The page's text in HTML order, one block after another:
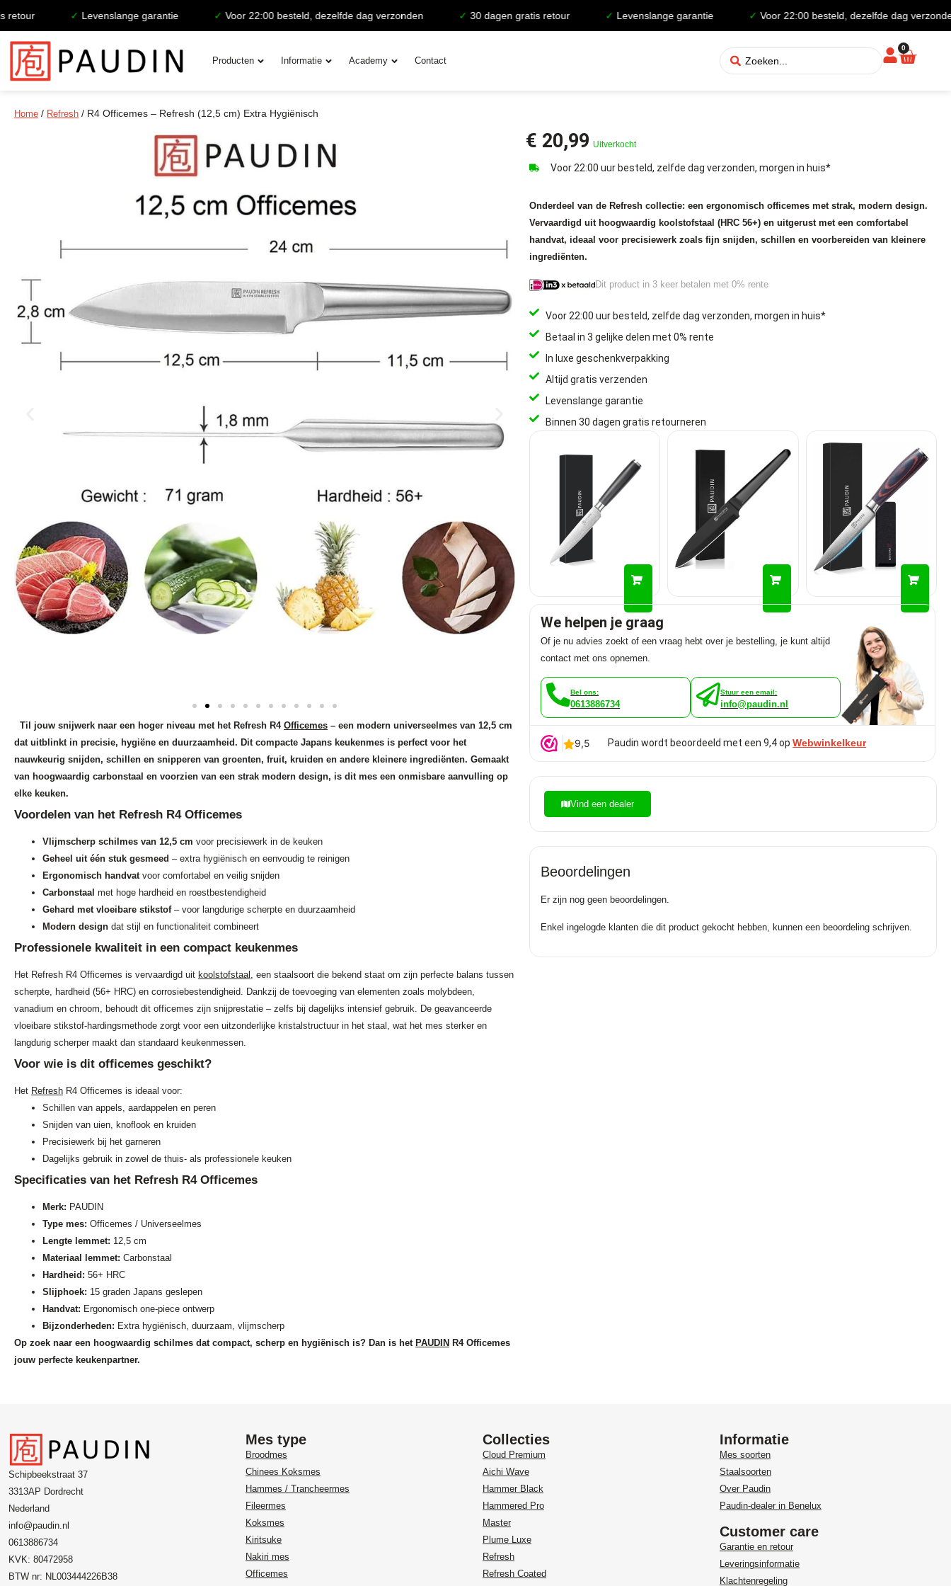
Levenslange garantie Voor 22:00 besteld, dezelfde dag verzonden 30 dagen gratis retour Levenslange garantie Voor 22:00 besteld, dezelfde dag verzonden
Producten Informatie Academy Contact
0
Home / Refresh / R4 Officemes – Refresh (12,5 cm) Extra Hygiënisch
Til jouw snijwerk naar een hoger niveau met het Refresh R4 Officemes – een modern universeelmes van 12,5 cm
dat uitblinkt in precisie, hygiëne en duurzaamheid. Dit compacte Japans keukenmes is perfect voor het
nauwkeurig snijden, schillen en snipperen van groenten, fruit, kruiden en andere kleinere ingrediënten. Gemaakt
van hoogwaardig carbonstaal en voorzien van een strak modern design, is dit mes een onmisbare aanvulling op
elke keuken.
Voordelen van het Refresh R4 Officemes
Vlijmscherp schilmes van 12,5 cm voor precisiewerk in de keuken
Geheel uit één stuk gesmeed – extra hygiënisch en eenvoudig te reinigen
Ergonomisch handvatvoor comfortabel en veilig snijden
Carbonstaal met hoge hardheid en roestbestendigheid
Gehard met vloeibare stikstof– voor langdurige scherpte en duurzaamheid
Modern design dat stijl en functionaliteit combineert
Professionele kwaliteit in een compact keukenmes
Het Refresh R4 Officemes is vervaardigd uit koolstofstaal , een staalsoort die bekend staat om zijn perfecte balans tussen
scherpte, hardheid (56+ HRC) en corrosiebestendigheid. Dankzij de toevoeging van elementen zoals molybdeen,
vanadium en chroom, behoudt dit officemes zijn snijprestatie – zelfs bij dagelijks intensief gebruik. De geavanceerde
vloeibare stikstof-hardingsmethode zorgt voor een uitzonderlijke kristalstructuur in het staal, wat het mes sterker en
langdurig scherper maakt dan standaard keukenmessen.
Voor wie is dit officemes geschikt?
Het Refresh R4 Officemes is ideaal voor:
Schillen van appels, aardappelen en peren
Snijden van uien, knoflook en kruiden
Precisiewerk bij het garneren
Dagelijks gebruik in zowel de thuis- als professionele keuken
Specificaties van het Refresh R4 Officemes
Merk: PAUDIN
Type mes: Officemes / Universeelmes
Lengte lemmet: 12,5 cm
Materiaal lemmet: Carbonstaal
Hardheid: 56+ HRC
Slijphoek: 15 graden Japans geslepen
Handvat: Ergonomisch one-piece ontwerp
Bijzonderheden: Extra hygiënisch, duurzaam, vlijmscherp
Op zoek naar een hoogwaardig schilmes dat compact, scherp en hygiënisch is? Dan is het PAUDIN R4 Officemes
jouw perfecte keukenpartner.
€ 20,99 Uitverkocht
Voor 22:00 uur besteld, zelfde dag verzonden, morgen in huis*
Onderdeel van de Refresh collectie: een ergonomisch officemes met strak, modern design.
Vervaardigd uit hoogwaardig koolstofstaal (HRC 56+) en uitgerust met een comfortabel
handvat, ideaal voor precisiewerk zoals fijn snijden, schillen en voorbereiden van kleinere
ingrediënten.
Dit product in 3 keer betalen met 0% rente
Voor 22:00 uur besteld, zelfde dag verzonden, morgen in huis*
Betaal in 3 gelijke delen met 0% rente
In luxe geschenkverpakking
Altijd gratis verzenden
Levenslange garantie
Binnen 30 dagen gratis retourneren
We helpen je graag
Of je nu advies zoekt of een vraag hebt over je bestelling, je kunt altijd
contact met ons opnemen.
Bel ons:
0613886734
Stuur een email:
info@paudin.nl
Paudin wordt beoordeeld met een 9,4 opWebwinkelkeur
Vind een dealer
Beoordelingen
Er zijn nog geen beoordelingen.
Enkel ingelogde klanten die dit product gekocht hebben, kunnen een beoordeling schrijven.
Schipbeekstraat 37
3313AP Dordrecht
Nederland
info@paudin.nl
0613886734
KVK: 80472958
BTW nr: NL003444226B38
Mes type
Broodmes
Chinees Koksmes
Hammes / Trancheermes
Fileermes
Koksmes
Kiritsuke
Nakiri mes
Officemes
Collecties
Cloud Premium
Aichi Wave
Hammer Black
Hammered Pro
Master
Plume Luxe
Refresh
Refresh Coated
Informatie
Mes soorten
Staalsoorten
Over Paudin
Paudin-dealer in Benelux
Customer care
Garantie en retour
Leveringsinformatie
Klachtenregeling